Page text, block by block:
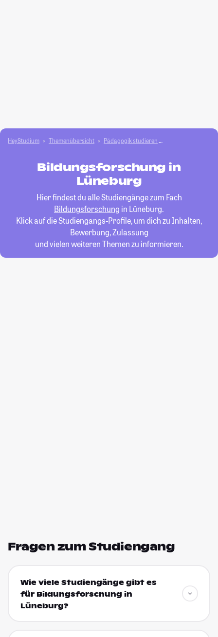
HeyStudium Themenübersicht Pädagogik studieren
Bildungsforschung in
Lüneburg
Hier findest du alle Studiengänge zum Fach
Bildungsforschung in Lüneburg.
Klick auf die Studiengangs-Profile, um dich zu Inhalten,
Bewerbung, Zulassung
und vielen weiteren Themen zu informieren.
Fragen zum Studiengang
Wie viele Studiengänge gibt es
für Bildungsforschung in
Lüneburg?